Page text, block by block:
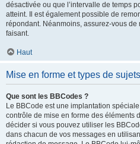
désactivée ou que l’intervalle de temps
atteint. Il est également possible de
répondant. Néanmoins, assurez-vous
faisant.
Haut
Mise en forme et types de sujets
Que sont les BBCodes ?
Le BBCode est une implantation
contrôle de mise en forme des éléments
décider si vous pouvez utiliser les
dans chacun de vos messages en